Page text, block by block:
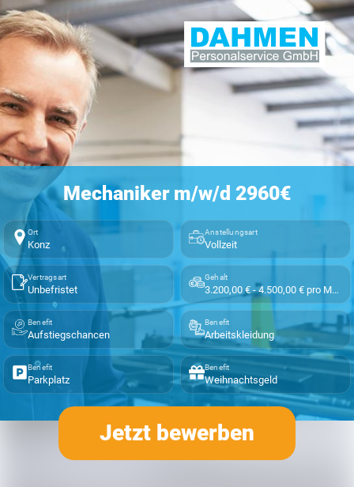
Mechaniker m/w/d 2960€
Ort
Konz
Anstellungsart
Vollzeit
Vertragsart
Unbefristet
Gehalt
3.200,00 € - 4.500,00 € pro Monat
Benefit
Aufstiegschancen
Benefit
Arbeitskleidung
Benefit
Parkplatz
Benefit
Weihnachtsgeld
Jetzt bewerben